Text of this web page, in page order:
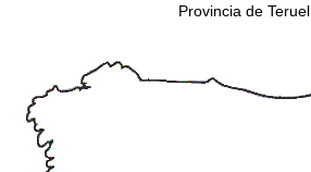
Provincia de Teruel